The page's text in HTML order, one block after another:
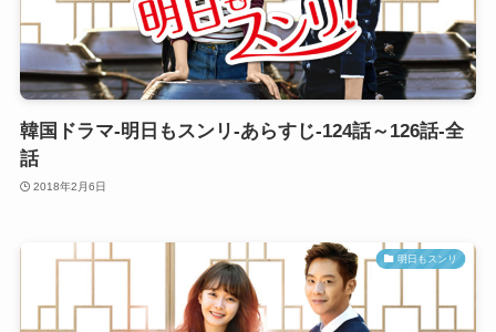
韓国ドラマ-明日もスンリ-あらすじ-124話～126話-全
話
2018年2月6日
明日もスンリ